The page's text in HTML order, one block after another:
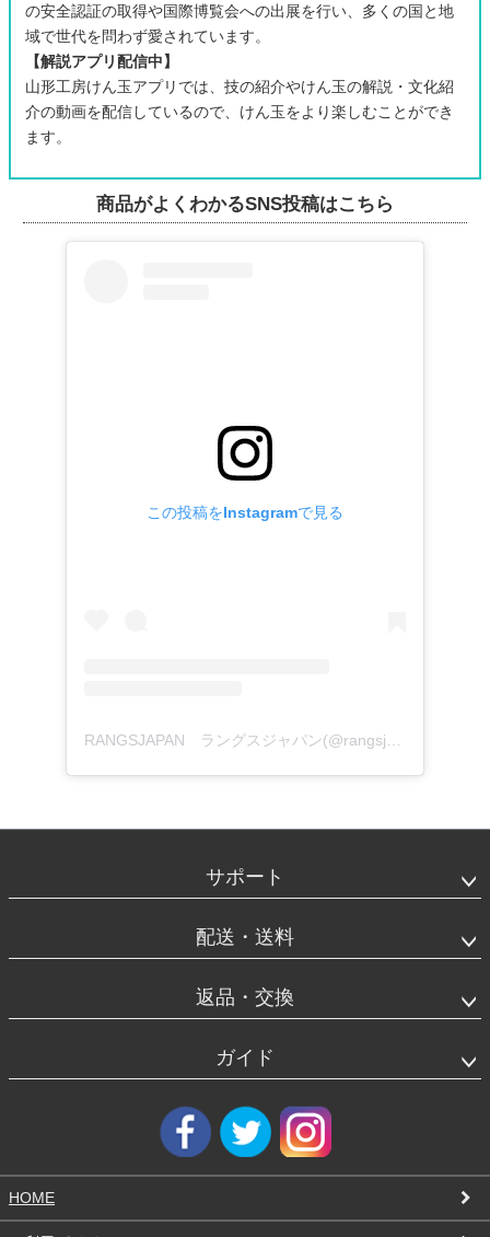
の安全認証の取得や国際博覧会への出展を行い、多くの国と地
域で世代を問わず愛されています。
【解説アプリ配信中】
山形工房けん玉アプリでは、技の紹介やけん玉の解説・文化紹
介の動画を配信しているので、けん玉をより楽しむことができ
ます。
商品がよくわかるSNS投稿はこちら
この投稿をInstagramで見る
サポート
配送・送料
返品・交換
ガイド
HOME